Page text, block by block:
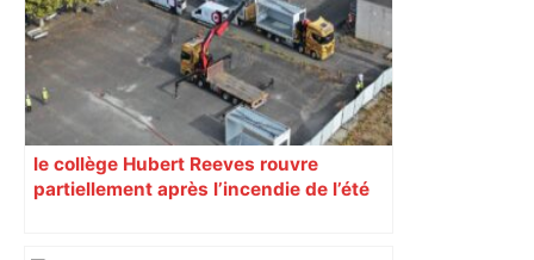
responsabilité" – Franceinfo
le collège Hubert Reeves rouvre
partiellement après l’incendie de l’été